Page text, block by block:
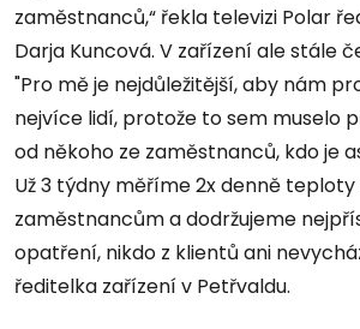
zaměstnanců,“ řekla televizi Polar
Darja Kuncová. V zařízení ale stále
"Pro mě je nejdůležitější, aby nám
nejvíce lidí, protože to sem muselo
od někoho ze zaměstnanců, kdo je
Už 3 týdny měříme 2x denně
zaměstnancům a dodržujeme
opatření, nikdo z klientů ani
ředitelka zařízení v Petřvaldu.